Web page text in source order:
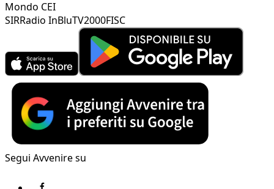
Mondo CEI
SIRRadio InBluTV2000FISC
Segui Avvenire su